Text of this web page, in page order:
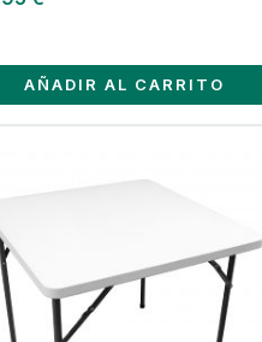
€.
es:
33,95 €.
AÑADIR AL CARRITO